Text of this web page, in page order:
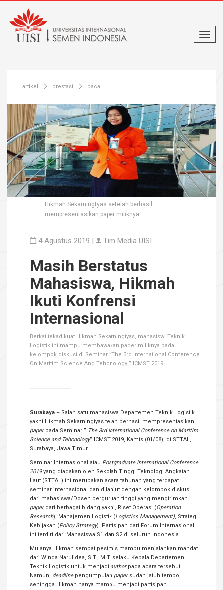
artikel prestasi baca
Hikmah Sekarningtyas setelah berhasil
mempresentasikan paper miliknya
4 Agustus 2019 | Tim Media UISI
Masih Berstatus
Mahasiswa, Hikmah
Ikuti Konfrensi
Internasional
Berkat tekad kuat Hikmah Sekarningtyas, mahasiswi Teknik
Logistik ini mampu membawakan paper miliknya pada
kelompok diskusi di Seminar ”The 3rd International Conference
On Maritim Science And Tehcnology ” ICMST 2019
Surabaya – Salah satu mahasiswa Departemen Teknik Logistik
yakni Hikmah Sekarningtyas telah berhasil mempresentasikan
paper pada Seminar ” The 3rd International Conference on Maritim
Science and Tehcnology” ICMST 2019, Kamis (01/08), di STTAL,
Surabaya, Jawa Timur.
Seminar Internasional atau Postgraduate International Conference
2019yang diadakan oleh Sekolah Tinggi Teknologi Angkatan
Laut (STTAL) ini merupakan acara tahunan yang terdapat
seminar internasional dan dilanjut dengan kelompok diskusi
dari mahasiswa/Dosen perguruan tinggi yang mengirimkan
paperdari berbagai bidang yakni, Riset Operasi (Operation
Research), Manajemen Logistik (Logistics Management), Strategi
Kebijakan (Policy Strategy). Partisipan dari Forum Internasional
ini terdiri dari Mahasiswa S1 dan S2 di seluruh Indonesia.
Mulanya Hikmah sempat pesimis mampu menjalankan mandat
dari Winda Narulidea, S.T., M.T. selaku Kepala Departemen
Teknik Logistik untuk menjadi author pada acara tersebut.
Namun, deadline pengumpulan paper sudah jatuh tempo,
sehingga Hikmah hanya mampu menjadi partisipan.